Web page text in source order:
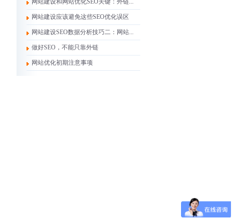
网站建设和网站优化SEO关键：外链...
网站建设应该避免这些SEO优化误区
网站建设SEO数据分析技巧二：网站...
做好SEO，不能只靠外链
网站优化初期注意事项